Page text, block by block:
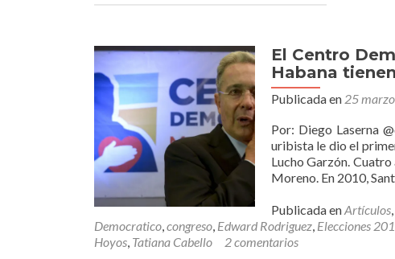
El Centro
Habana
Publicada en 25
Por: Diego Laserna
uribista le dio el
Lucho Garzón.
Moreno. En 2010,
Publicada enArtículos,
Democratico,congreso, Edward Rodriguez, Elecciones
Hoyos, Tatiana Cabello 2 comentarios